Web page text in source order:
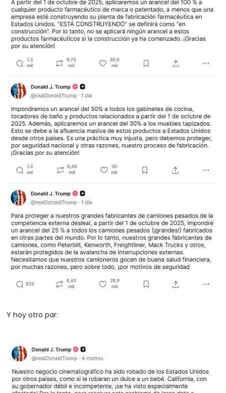
Y hoy otro par: